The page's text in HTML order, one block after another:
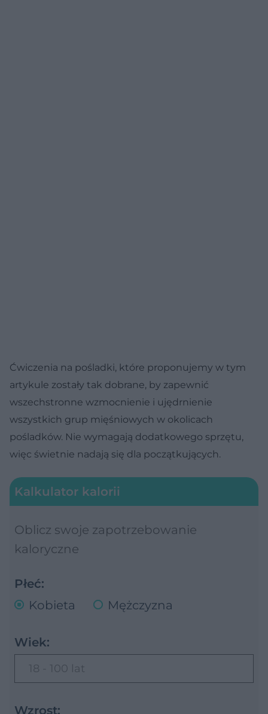
Ćwiczenia na pośladki, które proponujemy w tym
artykule zostały tak dobrane, by zapewnić
wszechstronne wzmocnienie i ujędrnienie
wszystkich grup mięśniowych w okolicach
pośladków. Nie wymagają dodatkowego sprzętu,
więc świetnie nadają się dla początkujących.
Kalkulator kalorii
Oblicz swoje zapotrzebowanie
kaloryczne
Płeć:
Kobieta
Mężczyzna
Wiek:
18 - 100 lat
Wzrost: